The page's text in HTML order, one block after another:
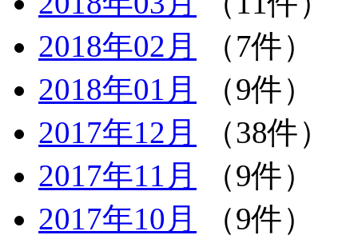
2018年02月
（7件）
2018年01月
（9件）
2017年12月
（38件）
2017年11月
（9件）
2017年10月
（9件）